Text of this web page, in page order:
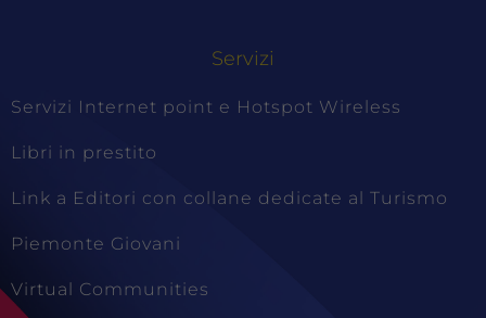
Servizi
Servizi Internet point e Hotspot Wireless
Libri in prestito
Link a Editori con collane dedicate al Turismo
Piemonte Giovani
Virtual Communities